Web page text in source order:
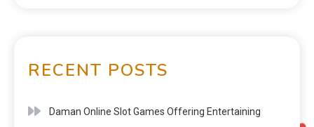
RECENT POSTS
Daman Online Slot Games Offering Entertaining